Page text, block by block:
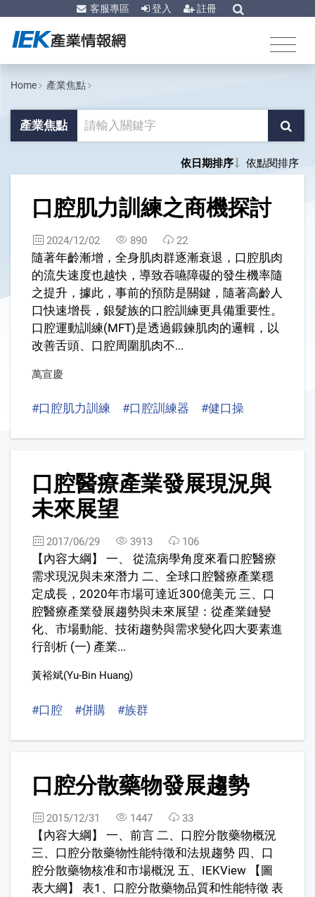
客服專區 登入 註冊
Home 產業焦點
產業焦點
依日期排序 依點閱排序
口腔肌力訓練之商機探討
2024/12/02 890 22
隨著年齡漸增，全身肌肉群逐漸衰退，口腔肌肉
的流失速度也越快，導致吞嚥障礙的發生機率隨
之提升，據此，事前的預防是關鍵，隨著高齡人
口快速增長，銀髮族的口腔訓練更具備重要性。
口腔運動訓練(MFT)是透過鍛鍊肌肉的邏輯，以
改善舌頭、口腔周圍肌肉不...
萬宣慶
#口腔肌力訓練 #口腔訓練器 #健口操
口腔醫療產業發展現況與
未來展望
2017/06/29 3913 106
【內容大綱】 一、 從流病學角度來看口腔醫療
需求現況與未來潛力 二、全球口腔醫療產業穩
定成長，2020年市場可達近300億美元 三、口
腔醫療產業發展趨勢與未來展望：從產業鏈變
化、市場動能、技術趨勢與需求變化四大要素進
行剖析 (一) 產業...
黃裕斌(Yu-Bin Huang)
#口腔 #併購 #族群
口腔分散藥物發展趨勢
2015/12/31 1447 33
【內容大綱】 一、前言 二、口腔分散藥物概況
三、口腔分散藥物性能特徵和法規趨勢 四、口
腔分散藥物核准和市場概況 五、IEKView 【圖
表大綱】 表1、口腔分散藥物品質和性能特徵 表